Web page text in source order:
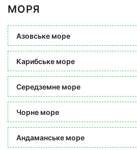
МОРЯ
Азовське море
Карибське море
Середземне море
Чорне море
Андаманське море